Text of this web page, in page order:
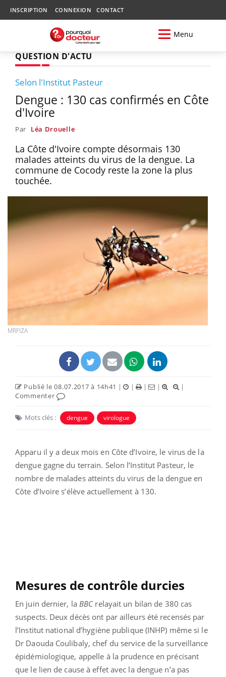
INSCRIPTION CONNEXION CONTACT
Menu
QUESTION D'ACTU
Selon l'Institut Pasteur
Dengue : 130 cas confirmés en Côte
d'Ivoire
Par Léa Drouelle
La Côte d'Ivoire compte désormais 130
malades atteints du virus de la dengue. La
commune de Cocody reste la zone la plus
touchée.
MRFIZA
Publié le 08.07.2017 à 14h41 | | | |
|
Commenter
Mots clés : dengue virologue
Apparu il y a deux mois en Côte d’Ivoire, le virus de la
dengue gagne du terrain. Selon l’Institut Pasteur, le
nombre de malades atteints du virus de la dengue en
Côte d’Ivoire s’élève actuellement à 130.
Mesures de contrôle durcies
En juin dernier, la BBCrelayait un bilan de 380 cas
suspects. Deux décès ont par ailleurs été recensés par
l’Institut national d’hygiène publique (INHP) même si le
Dr Daouda Coulibaly, chef du service de la surveillance
épidémiologique, appelle à la prudence en précisant
que le lien de cause à effet avec la dengue n’a pas